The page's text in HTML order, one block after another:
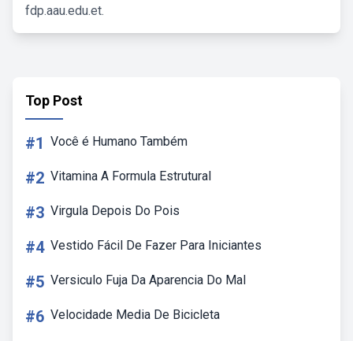
fdp.aau.edu.et.
Top Post
#1 Você é Humano Também
#2 Vitamina A Formula Estrutural
#3 Virgula Depois Do Pois
#4 Vestido Fácil De Fazer Para Iniciantes
#5 Versiculo Fuja Da Aparencia Do Mal
#6 Velocidade Media De Bicicleta